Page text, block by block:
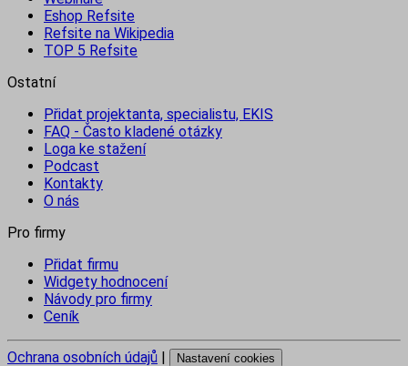
Eshop Refsite
Refsite na Wikipedia
TOP 5 Refsite
Ostatní
Přidat projektanta, specialistu, EKIS
FAQ - Často kladené otázky
Loga ke stažení
Podcast
Kontakty
O nás
Pro firmy
Přidat firmu
Widgety hodnocení
Návody pro firmy
Ceník
Ochrana osobních údajů | Nastavení cookies